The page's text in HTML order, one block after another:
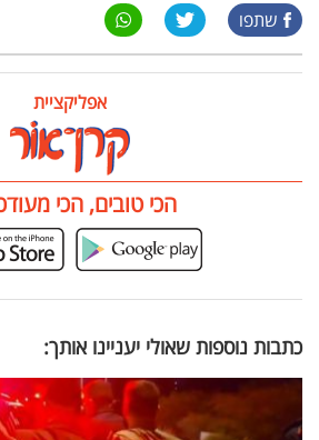
שתפו
אפליקציית
הכי טובים, הכי
כתבות נוספות שאולי יעניינו אותך: